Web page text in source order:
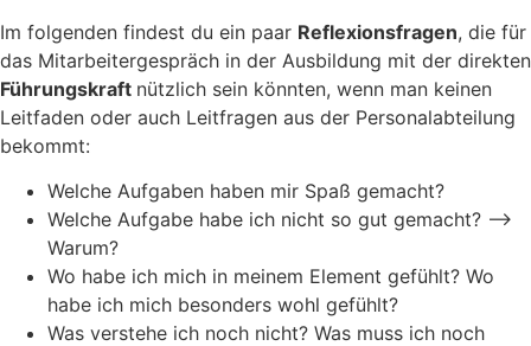
Im folgenden findest du ein paar Reflexionsfragen, die für
das Mitarbeitergespräch in der Ausbildung mit der direkten
Führungskraft nützlich sein könnten, wenn man keinen
Leitfaden oder auch Leitfragen aus der Personalabteilung
bekommt:
Welche Aufgaben haben mir Spaß gemacht?
Welche Aufgabe habe ich nicht so gut gemacht? –>
Warum?
Wo habe ich mich in meinem Element gefühlt? Wo
habe ich mich besonders wohl gefühlt?
Was verstehe ich noch nicht? Was muss ich noch